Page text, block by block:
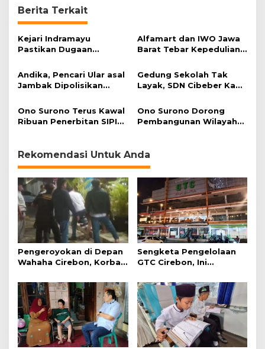
i
Berita Terkait
Kejari Indramayu
Pastikan Dugaan
TDA Tak Terbukti
Alfamart dan IWO Jawa
Barat Tebar Kepedulian
Andika, Pencari Ular asal
Jambak Dipolisikan
Gedung Sekolah Tak
Layak, SDN Cibeber Kab.
Didik
Ono Surono Terus Kawal
Ribuan Penerbitan SIPI
Indramayu
Ono Surono Dorong
Pembangunan Wilayah
Rekomendasi Untuk Anda
Pengeroyokan di Depan
Wahaha Cirebon, Korban
Polisi
Sengketa Pengelolaan
GTC Cirebon, Ini
Simanjuntak